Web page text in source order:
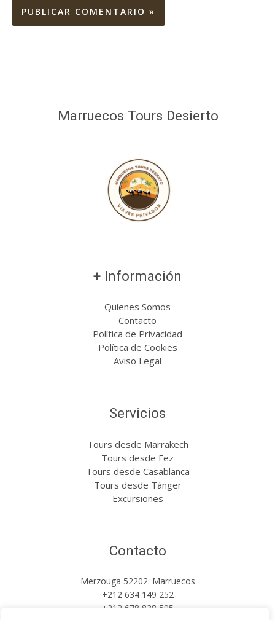
Marruecos Tours Desierto
+ Información
Quienes Somos
Contacto
Política de Privacidad
Política de Cookies
Aviso Legal
Servicios
Tours desde Marrakech
Tours desde Fez
Tours desde Casablanca
Tours desde Tánger
Excursiones
Contacto
Merzouga 52202. Marruecos
+212 634 149 252
+212 678 838 595